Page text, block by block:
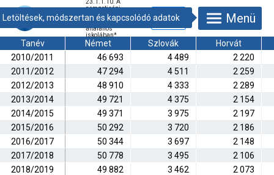
23.1.1.10. A
nemzetiségi
oktatásban részt
vevő tanulók az
általános
iskolában*
Menü
Tanév Német Szlovák
Horvát
2010/2011
46 693 4 489
2 220
2011/2012
47 294 4 511
2 259
2012/2013
48 910 4 333
2 289
2013/2014
49 721 4 375
2 154
2014/2015
49 371 3 975
2 197
2015/2016
50 292 3 720
2 186
2016/2017
50 344 3 697
2 148
2017/2018
50 778 3 495
2 106
2018/2019
49 882 3 462
2 073